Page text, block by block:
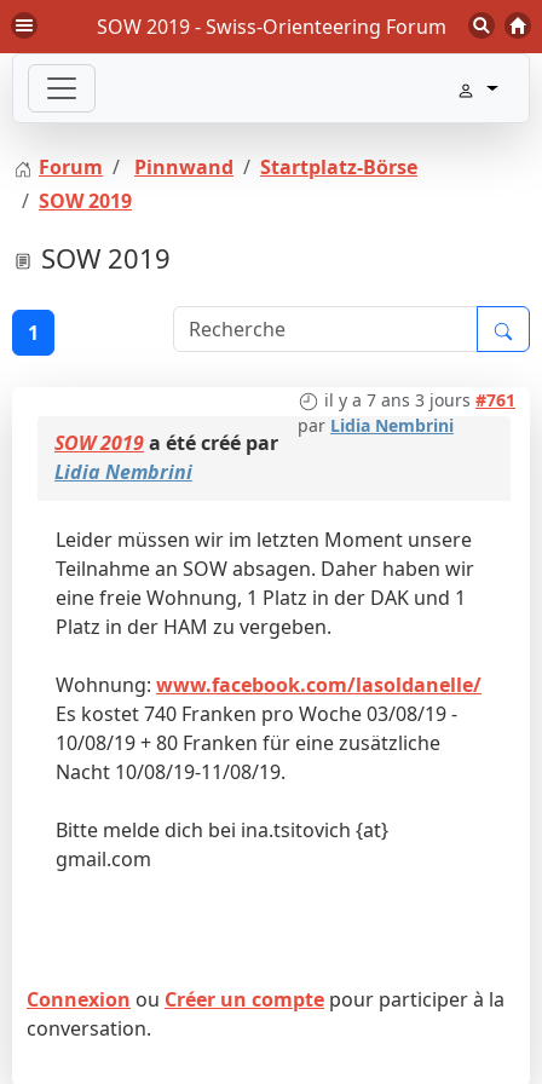
SOW 2019 - Swiss-Orienteering Forum
Forum Pinnwand
Startplatz-Börse
SOW 2019
SOW 2019
1
il y a 7 ans 3 jours #761
par Lidia Nembrini
SOW 2019a été créé par
Lidia Nembrini
Leider müssen wir im letzten Moment unsere
Teilnahme an SOW absagen. Daher haben wir
eine freie Wohnung, 1 Platz in der DAK und 1
Platz in der HAM zu vergeben.
Wohnung: www.facebook.com/lasoldanelle/
Es kostet 740 Franken pro Woche 03/08/19 -
10/08/19 + 80 Franken für eine zusätzliche
Nacht 10/08/19-11/08/19.
Bitte melde dich bei ina.tsitovich {at}
gmail.com
Connexion ou Créer un compte pour participer à la
conversation.